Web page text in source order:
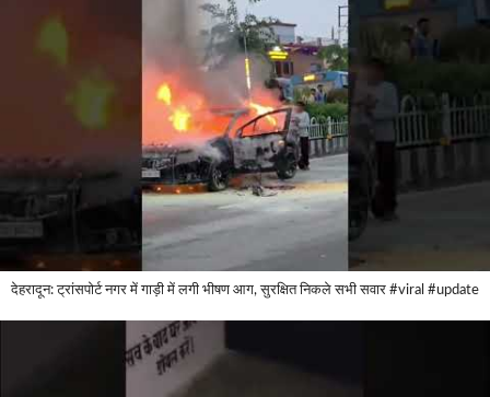
देहरादून: ट्रांसपोर्ट नगर में गाड़ी में लगी भीषण आग, सुरक्षित निकले सभी सवार #viral #update